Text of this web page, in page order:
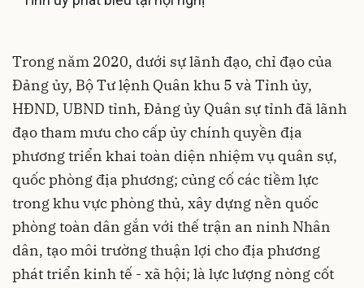
Trong năm 2020, dưới sự lãnh đạo, chỉ đạo của
Đảng ủy, Bộ Tư lệnh Quân khu 5 và Tỉnh ủy,
HĐND, UBND tỉnh, Đảng ủy Quân sự tỉnh đã lãnh
đạo tham mưu cho cấp ủy chính quyền địa
phương triển khai toàn diện nhiệm vụ quân sự,
quốc phòng địa phương; củng cố các tiềm lực
trong khu vực phòng thủ, xây dựng nền quốc
phòng toàn dân gắn với thế trận an ninh Nhân
dân, tạo môi trường thuận lợi cho địa phương
phát triển kinh tế - xã hội; là lực lượng nòng cốt